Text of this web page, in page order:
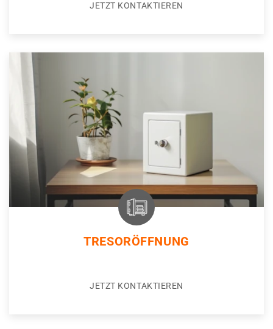
JETZT KONTAKTIEREN
TRESORÖFFNUNG
JETZT KONTAKTIEREN